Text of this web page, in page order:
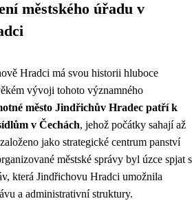
městského úřadu v
Hradci má svou historii hluboce
vývoji tohoto významného
město Jindřichův Hradec patří k
v Čechách, jehož počátky sahají až
jako strategické centrum panství
městské správy byl úzce spjat s
která Jindřichovu Hradci umožnila
a administrativní struktury.